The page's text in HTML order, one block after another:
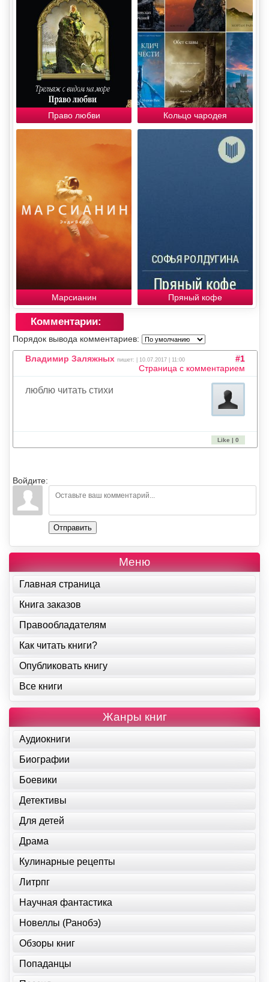
Право любви Кольцо чародея
Марсианин Пряный кофе
Комментарии:
Порядок вывода комментариев:
Владимир Заляжных пишет: | 10.07.2017 | 11:00
#1
Страница с комментарием
люблю читать стихи
Like | 0
Войдите:
Отправить
Меню
Главная страница
Книга заказов
Правообладателям
Как читать книги?
Опубликовать книгу
Все книги
Жанры книг
Аудиокниги
Биографии
Боевики
Детективы
Для детей
Драма
Кулинарные рецепты
Литрпг
Научная фантастика
Новеллы (Ранобэ)
Обзоры книг
Попаданцы